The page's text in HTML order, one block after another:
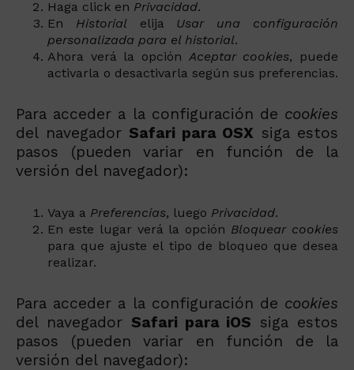
Haga click en Privacidad.
En Historial elija Usar una configuración
personalizada para el historial.
Ahora verá la opción Aceptar cookies, puede
activarla o desactivarla según sus preferencias.
Para acceder a la configuración de cookies
del navegador Safari para OSX siga estos
pasos (pueden variar en función de la
versión del navegador):
Vaya a Preferencias, luego Privacidad.
En este lugar verá la opción Bloquear cookies
para que ajuste el tipo de bloqueo que desea
realizar.
Para acceder a la configuración de cookies
del navegador Safari para iOS siga estos
pasos (pueden variar en función de la
versión del navegador):